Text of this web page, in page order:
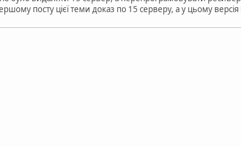
посту цієї теми доказ по 15 серверу, а у цьому